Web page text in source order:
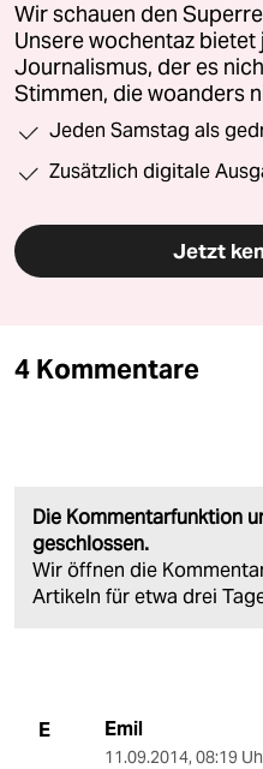
Wir schauen den
Unsere wochentaz
Journalismus, der es
Stimmen, die woanders
Jeden Samstag als
Zusätzlich digitale
Jetzt
4 Kommentare
Die Kommentarfunktion
geschlossen.
Wir öffnen die
Artikeln für etwa drei
E Emil
11.09.2014, 08:19